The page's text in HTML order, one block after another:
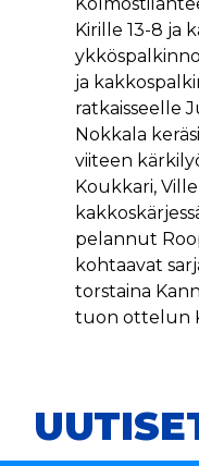
Kirille 13-8 ja
ja
ratkaisseelle
Nokkala
viiteen
Koukkari,
pelannut
kohtaavat
torstaina
tuon ottelun